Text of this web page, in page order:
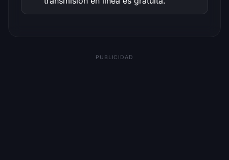
PUBLICIDAD